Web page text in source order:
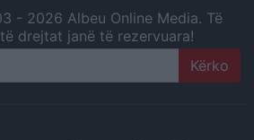
- 2026 Albeu Online Media. Të
drejtat janë të rezervuara!